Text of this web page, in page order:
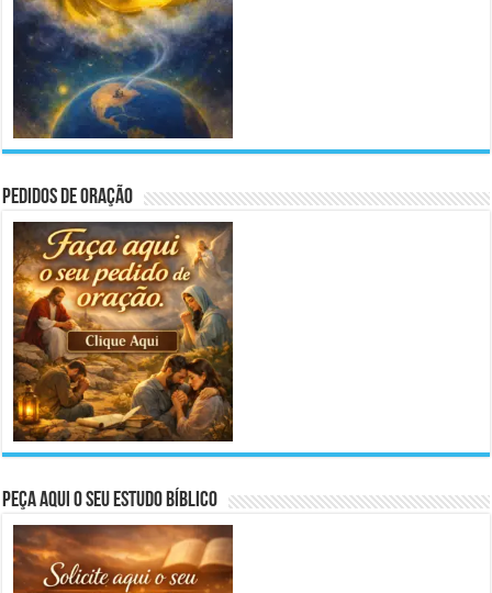
Pedidos de Oração
Peça aqui o seu Estudo Bíblico